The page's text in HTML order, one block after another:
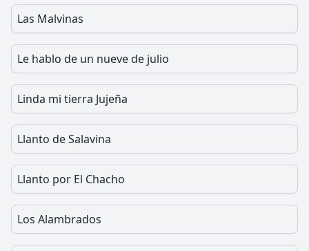
Las Malvinas
Le hablo de un nueve de julio
Linda mi tierra Jujeña
Llanto de Salavina
Llanto por El Chacho
Los Alambrados